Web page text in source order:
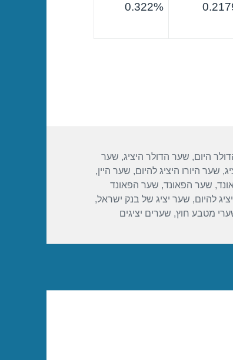
0.322%
היום, שער הדולר היציג, שער
, שער היורו היציג להיום, שער היין,
, שער הפאונד, שער הפאונד
להיום, שער יציג של בנק ישראל,
מטבע חוץ, שערים יציגים